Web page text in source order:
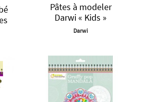
Pâtes à modeler
Darwi « Kids »
Darwi